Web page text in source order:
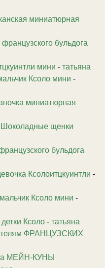
миниатюрная
бульдога
мини - татьяна
Ксоло мини -
миниатюрная
Шоколадные щенки
бульдога
Ксолоитцкуинтли -
Ксоло мини -
Ксоло - татьяна
ФРАНЦУЗСКИХ
МЕЙН-КУНЫ